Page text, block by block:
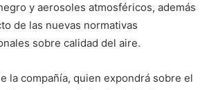
y aerosoles atmosféricos, además
de las nuevas normativas
sobre calidad del aire.
la compañía, quien expondrá sobre el